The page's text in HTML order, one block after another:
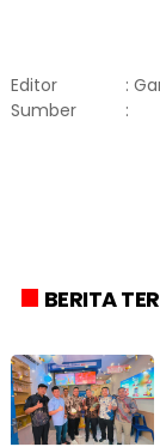
Editor
:
Sumber
:
BERITA